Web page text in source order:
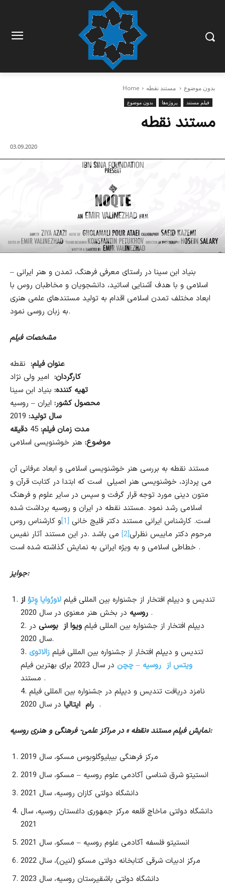
Home بدون موضوع مستند نقطه
بدون موضوع پروژه‌ها فیلم مستند
مستند نقطه
03.09.2020
بنیاد ابن سینا در راستای معرفی فرهنگ، تمدن و هنر ایرانی –
اسلامی و با هدف آشنایی اساتید، دانشجویان و مخاطبان روس با
ابعاد مختلف تمدن اسلامی اقدام به تولید مستندهای علمی هنری
به زبان روسی نمود.
مشخصات فیلم
عنوان فیلم: نقطه
کارگردان: امیر ولی نژاد
تهیه کننده: بنیاد ابن سینا
محصول کشور: ایران – روسیه
سال تولید: 2019
مدت زمان فیلم: 45 دقیقه
موضوع: هنر خوشنویسی اسلامی
مستند نقطه به بررسی هنر خوشنویسی اسلامی و ابعاد عرفانی آن
می پردازد، خوشنویسی هنر اصیلی است که ابتدا در کتابت قرآن و
متون دینی مورد توجه قرار گرفت و سپس در سایر علوم و فرهنگ
اسلامی رشد نمود .مستند نقطه در ایران و روسیه برداشت شده
است. کارشناس ایرانی مستند دکتر قلیچ خانی [1] و کارشناس روس
مرحوم دکتر ماییس نظرلی[2]
می باشد .در این مستند آثار نفیس
خطاطی اسلامی و به ویژه ایرانی به نمایش گذاشته شده است .
جوایز:
تندیس و دیپلم افتخار از جشنواره بین المللی فیلم لاورُوایا وِتؤ از
روسیه در بخش هنر معنوی در سال 2020 .
2. دیپلم افتخار از جشنواره بین المللی فیلم ویوا از بوسنی در
سال 2020.
3. تندیس و دیپلم افتخار از جشنواره بین المللی فیلم زالاتوی
ویتس از روسیه – چچن
در سال 2023 برای بهترین فیلم
مستند .
4. نامزد دریافت تندیس و دیپلم در جشنواره بین المللی فیلم
رام ایتالیا در سال 2020 .
نمایش فیلم مستند «نقطه » در مراکز علمی- فرهنگی و هنری روسیه:
مرکز فرهنگی بیبلیوگلوبوس مسکو، سال 2019
انستیتو شرق شناسی آکادمی علوم روسیه – مسکو، سال 2019
دانشگاه دولتی کازان روسیه، سال 2021
دانشگاه دولتی ماخاچ قلعه مرکز جمهوری داغستان روسیه، سال
2021
انستیتو فلسفه آکادمی علوم روسیه – مسکو، سال 2021
مرکز ادبیات شرقی کتابخانه دولتی مسکو (لنین)، سال 2022
دانشگاه دولتی باشقیرستان روسیه، سال 2023